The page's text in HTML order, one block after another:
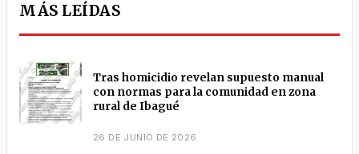
MÁS LEÍDAS
Tras homicidio revelan supuesto manual
con normas para la comunidad en zona
rural de Ibagué
26 DE JUNIO DE 2026